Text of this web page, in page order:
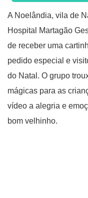
A Noelândia, vila de
Hospital Martagão
de receber uma
pedido especial e
do Natal. O grupo
mágicas para as
vídeo a alegria e
bom velhinho.